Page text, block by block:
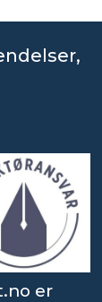
er